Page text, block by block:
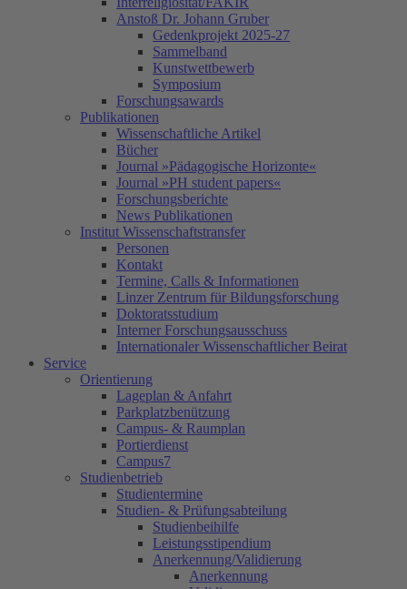
Anstoß Dr. Johann Gruber
Gedenkprojekt 2025-27
Sammelband
Kunstwettbewerb
Symposium
Forschungsawards
Publikationen
Wissenschaftliche Artikel
Bücher
Journal »Pädagogische Horizonte«
Journal »PH student papers«
Forschungsberichte
News Publikationen
Institut Wissenschaftstransfer
Personen
Kontakt
Termine, Calls & Informationen
Linzer Zentrum für Bildungsforschung
Doktoratsstudium
Interner Forschungsausschuss
Internationaler Wissenschaftlicher Beirat
Service
Orientierung
Lageplan & Anfahrt
Parkplatzbenützung
Campus- & Raumplan
Portierdienst
Campus7
Studienbetrieb
Studientermine
Studien- & Prüfungsabteilung
Studienbeihilfe
Leistungsstipendium
Anerkennung/Validierung
Anerkennung